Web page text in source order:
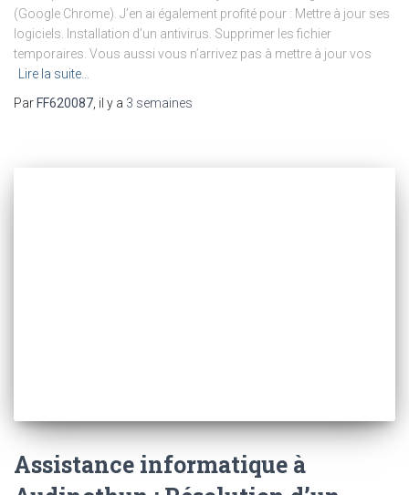
(Google Chrome). J’en ai également profité pour : Mettre à jour ses
logiciels. Installation d’un antivirus. Supprimer les fichier
temporaires. Vous aussi vous n’arrivez pas à mettre à jour vos
Lire la suite…
Par FF620087 , il y a 3 semaines
Assistance informatique à